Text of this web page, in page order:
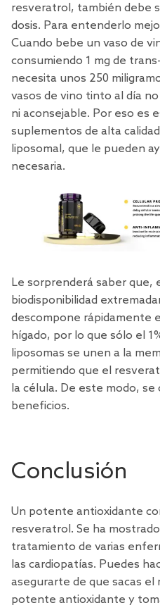
resveratrol, también debe
dosis. Para entenderlo
Cuando bebe un vaso de
consumiendo 1 mg de
necesita unos 250
vasos de vino tinto al día
ni aconsejable. Por eso es
suplementos de alta
liposomal, que le pueden
necesaria.
Le sorprenderá saber
biodisponibilidad
descompone rápidamente
hígado, por lo que sólo el
liposomas se unen a la
permitiendo que el
la célula. De este modo,
beneficios.
Conclusión
Un potente antioxidante
resveratrol. Se ha
tratamiento de varias
las cardiopatías. Puedes
asegurarte de que sacas el
potente antioxidante y